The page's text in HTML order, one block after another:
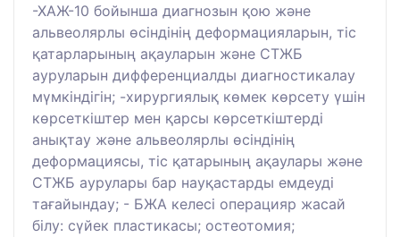
-ХАЖ-10 бойынша диагнозын қою және
альвеолярлы өсіндінің деформацияларын, тіс
қатарларының ақауларын және СТЖБ
ауруларын дифференциалды диагностикалау
мүмкіндігін; -хирургиялық көмек көрсету үшін
көрсеткіштер мен қарсы көрсеткіштерді
анықтау және альвеолярлы өсіндінің
деформациясы, тіс қатарының ақаулары және
СТЖБ аурулары бар науқастарды емдеуді
тағайындау; - БЖА келесі операцияр жасай
білу: сүйек пластикасы; остеотомия;